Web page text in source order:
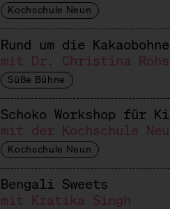
Kochschule Neun
Rund um die Kakaobohne
mit Dr. Christina
Süße Bühne
Schoko Workshop für
mit der Kochschule
Kochschule Neun
Bengali Sweets
mit Kratika Singh